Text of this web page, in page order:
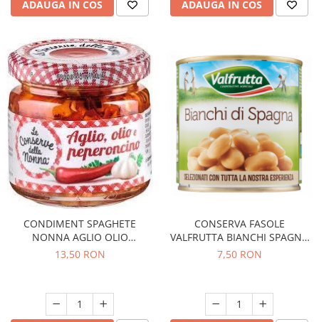
ADAUGA IN COS ADAUGA IN COS
CONDIMENT SPAGHETE
NONNA AGLIO OLIO
PEPERONCINO 90G
13,50 RON
CONSERVA FASOLE
VALFRUTTA BIANCHI SPAGNA
400G
7,50 RON